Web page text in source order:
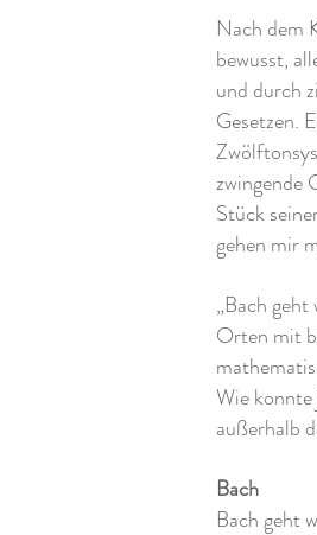
Nach dem
bewusst,
und durch
Gesetzen.
zwingende
Stück
gehen mir
„Bach
Orten mit
Wie
außerhalb
Bach
Bach geht